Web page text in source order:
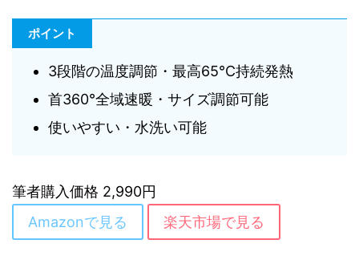
ポイント
3段階の温度調節・最高65℃持続発熱
首360°全域速暖・サイズ調節可能
使いやすい・水洗い可能
筆者購入価格 2,990円
Amazonで見る
楽天市場で見る